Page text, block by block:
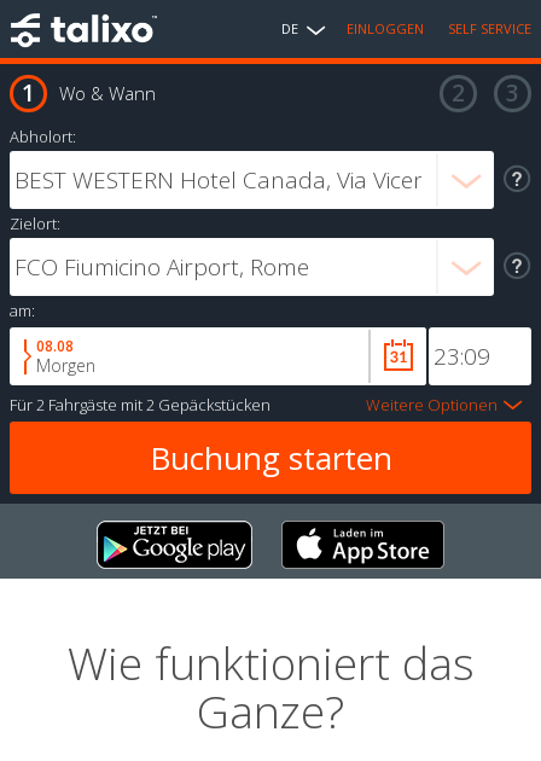
DE EINLOGGEN SELF SERVICE
Wo & Wann
Abholort:
Zielort:
am:
08.08
Morgen
Für2 Fahrgäste mit2 Gepäckstücken Weitere Optionen
Wie funktioniert das
Ganze?